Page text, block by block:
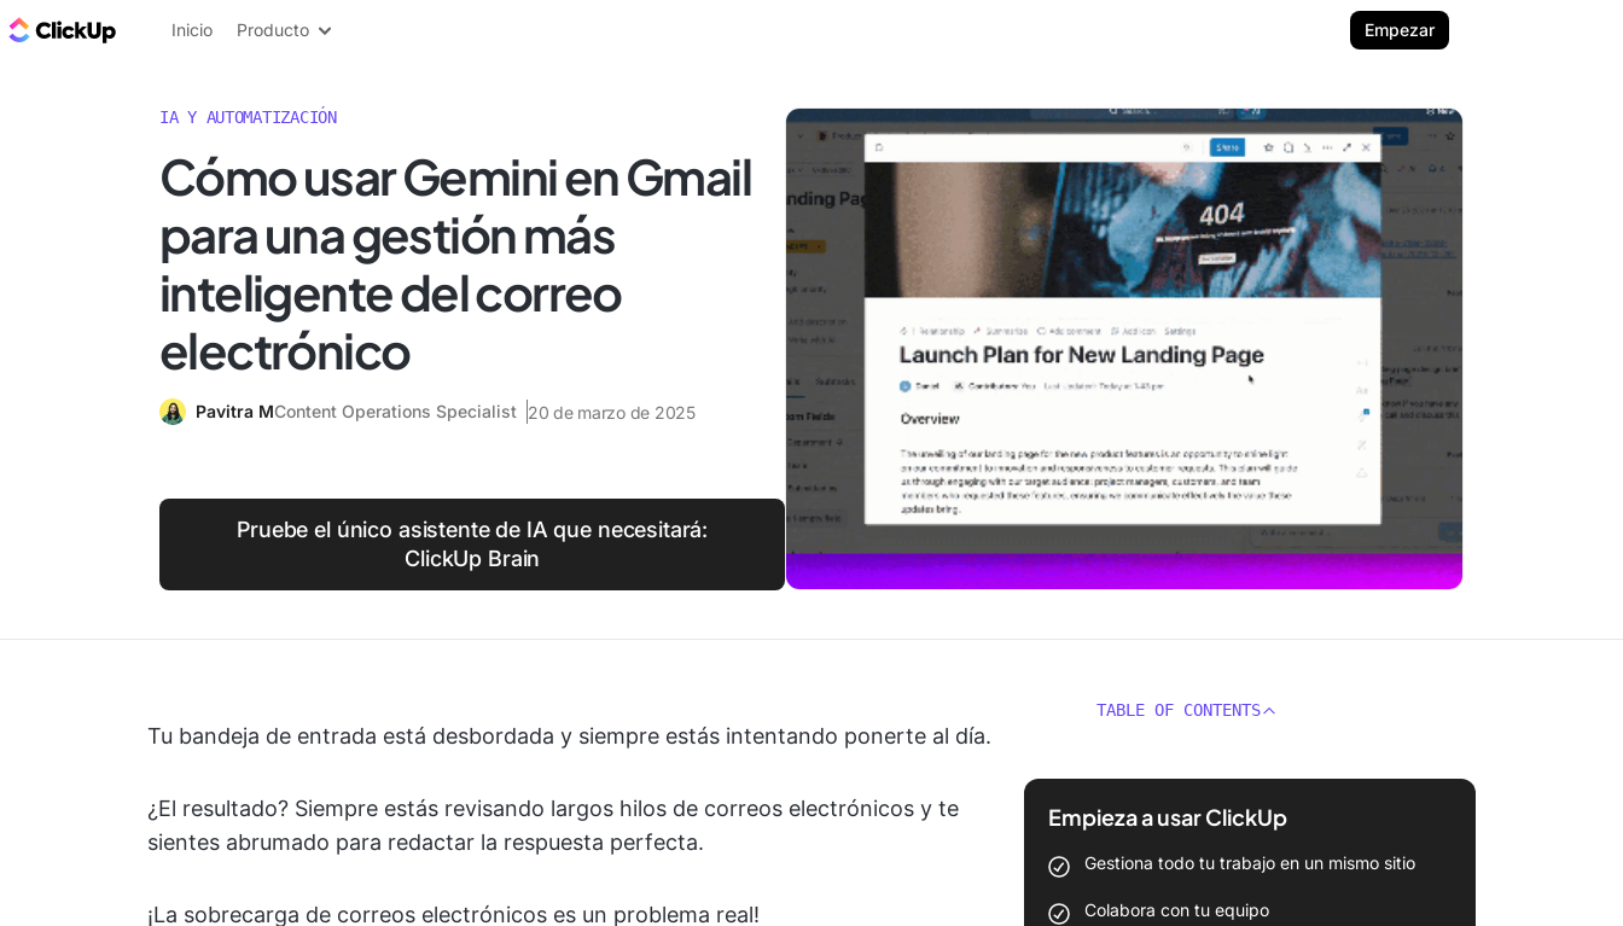
ClickUp Blog
Inicio Producto Empezar
IA Y AUTOMATIZACIÓN
Cómo usar Gemini en Gmail
para una gestión más
inteligente del correo
electrónico
Pavitra MContent Operations Specialist 20 de marzo de 2025
Pruebe el único asistente de IA que necesitará:
ClickUp Brain
Tu bandeja de entrada está desbordada y siempre estás intentando ponerte al día.
¿El resultado? Siempre estás revisando largos hilos de correos electrónicos y te
sientes abrumado para redactar la respuesta perfecta.
¡La sobrecarga de correos electrónicos es un problema real!
TABLE OF CONTENTS
Empieza a usar ClickUp
Gestiona todo tu trabajo en un mismo sitio
Colabora con tu equipo